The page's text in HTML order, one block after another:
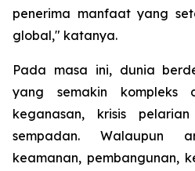
penerima manfaat yang
global," katanya.
Pada masa ini, dunia
yang semakin kompleks
keganasan, krisis
sempadan. Walaupun
keamanan, pembangunan,